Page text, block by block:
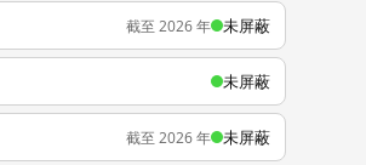
截至 2026 年 未屏蔽
未屏蔽
截至 2026 年 未屏蔽